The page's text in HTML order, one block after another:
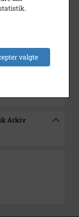
Arkiv
valgte